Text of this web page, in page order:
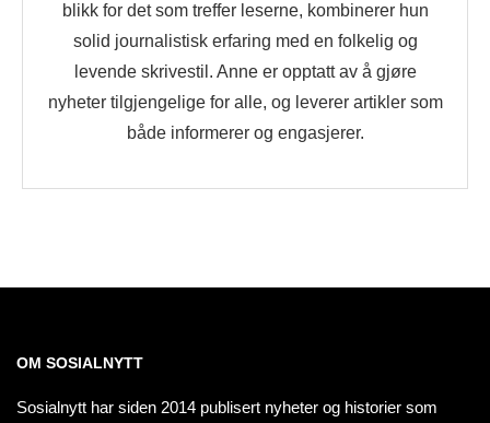
blikk for det som treffer leserne, kombinerer hun
solid journalistisk erfaring med en folkelig og
levende skrivestil. Anne er opptatt av å gjøre
nyheter tilgjengelige for alle, og leverer artikler som
både informerer og engasjerer.
OM SOSIALNYTT
Sosialnytt har siden 2014 publisert nyheter og historier som